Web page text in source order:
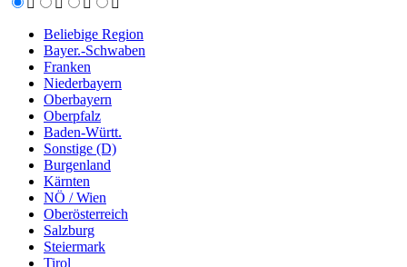
Beliebige Region
Bayer.-Schwaben
Franken
Niederbayern
Oberbayern
Oberpfalz
Baden-Württ.
Sonstige (D)
Burgenland
Kärnten
NÖ / Wien
Oberösterreich
Salzburg
Steiermark
Tirol